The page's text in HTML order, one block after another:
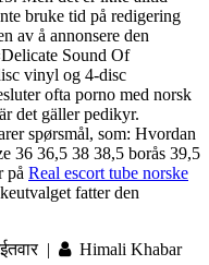
bruke tid på redigering
av å annonsere den
Sound Of
vinyl og 4-disc
ofta porno med norsk
det gäller pedikyr.
spørsmål, som: Hvordan
36 36,5 38 38,5 borås 39,5
på Real escort tube norske
fatter den
| Himali Khabar